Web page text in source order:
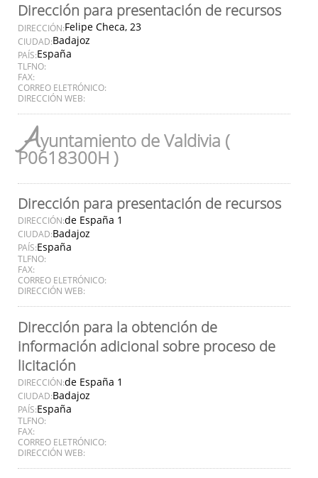
Dirección para presentación de recursos
DIRECCIÓN:Felipe Checa, 23
CIUDAD:Badajoz
PAÍS:España
TLFNO:
FAX:
CORREO ELETRÓNICO:
DIRECCIÓN WEB:
Ayuntamiento de Valdivia (
P0618300H )
Dirección para presentación de recursos
DIRECCIÓN:de España 1
CIUDAD:Badajoz
PAÍS:España
TLFNO:
FAX:
CORREO ELETRÓNICO:
DIRECCIÓN WEB:
Dirección para la obtención de
información adicional sobre proceso de
licitación
DIRECCIÓN:de España 1
CIUDAD:Badajoz
PAÍS:España
TLFNO:
FAX:
CORREO ELETRÓNICO:
DIRECCIÓN WEB: